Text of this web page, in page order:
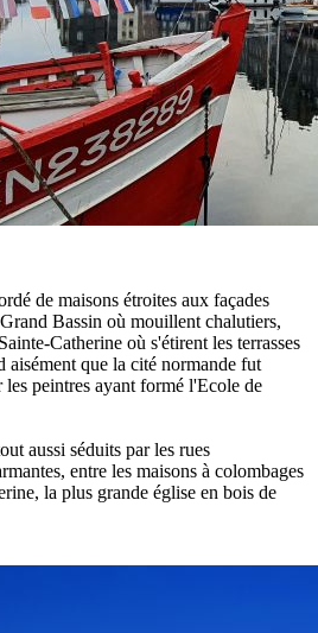
de maisons étroites aux façades
Bassin où mouillent chalutiers,
Catherine où s'étirent les terrasses
aisément que la cité normande fut
les peintres ayant formé l'Ecole de
aussi séduits par les rues
entre les maisons à colombages
la plus grande église en bois de